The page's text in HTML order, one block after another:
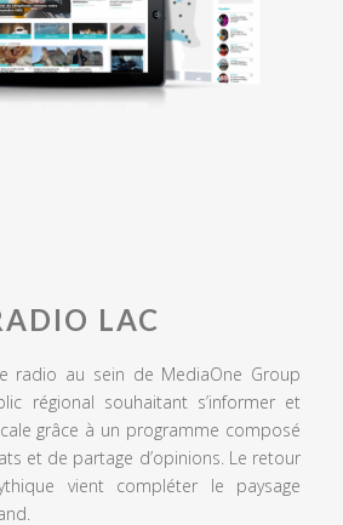
LAC
radio au sein de MediaOne Group
régional souhaitant s’informer et
grâce à un programme composé
et de partage d’opinions. Le retour
vient compléter le paysage